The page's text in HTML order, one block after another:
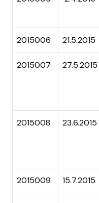
2015006 21.5.2015
2015007 27.5.2015
2015008 23.6.2015
2015009 15.7.2015